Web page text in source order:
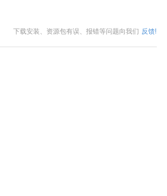
下载安装、资源包有误、报错等问题向我们 反馈!